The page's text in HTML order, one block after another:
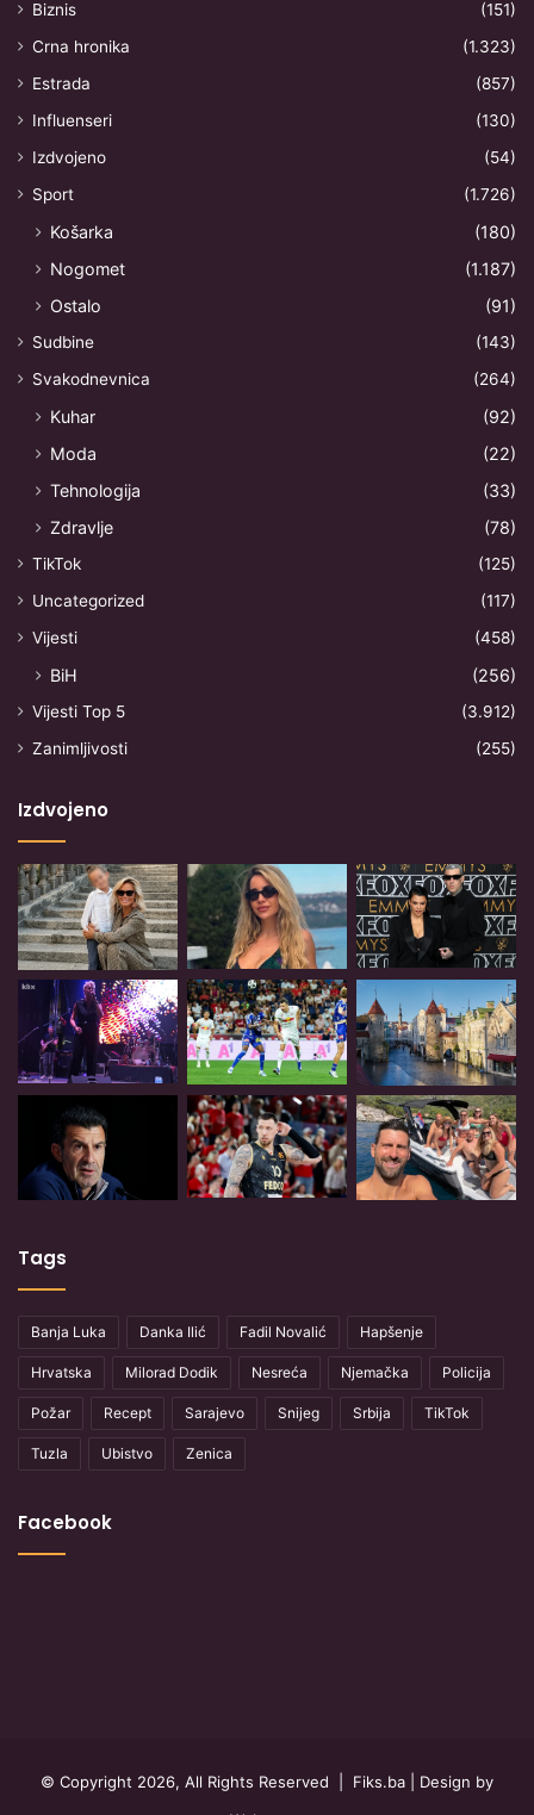
Biznis
(151)
Crna hronika
(1.323)
Estrada
(857)
Influenseri
(130)
Izdvojeno
(54)
Sport
(1.726)
Košarka
(180)
Nogomet
(1.187)
Ostalo
(91)
Sudbine
(143)
Svakodnevnica
(264)
Kuhar
(92)
Moda
(22)
Tehnologija
(33)
Zdravlje
(78)
TikTok
(125)
Uncategorized
(117)
Vijesti
(458)
BiH (256)
Vijesti Top 5
(3.912)
Zanimljivosti
(255)
Izdvojeno
Tags
Banja Luka Danka Ilić Fadil Novalić Hapšenje
Hrvatska Milorad Dodik Nesreća Njemačka Policija
Požar Recept Sarajevo Snijeg Srbija TikTok
Tuzla Ubistvo Zenica
Facebook
© Copyright 2026, All Rights Reserved | Fiks.ba | Design by